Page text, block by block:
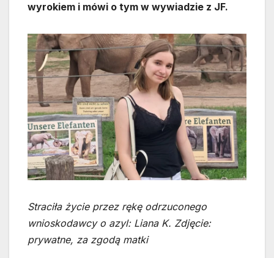
wyrokiem i mówi o tym w wywiadzie z JF.
Straciła życie przez rękę odrzuconego
wnioskodawcy o azyl: Liana K. Zdjęcie:
prywatne, za zgodą matki